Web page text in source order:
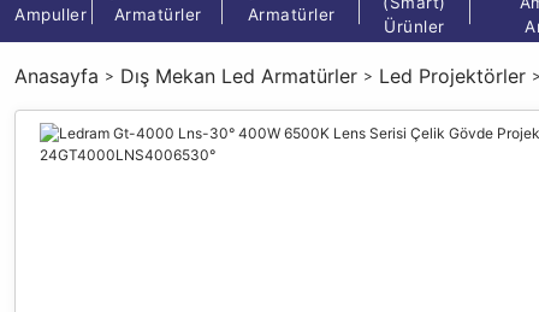
Ampuller
Armatürler
Armatürler
Ürünler
Anasayfa Dış Mekan Led Armatürler Led Projektörler